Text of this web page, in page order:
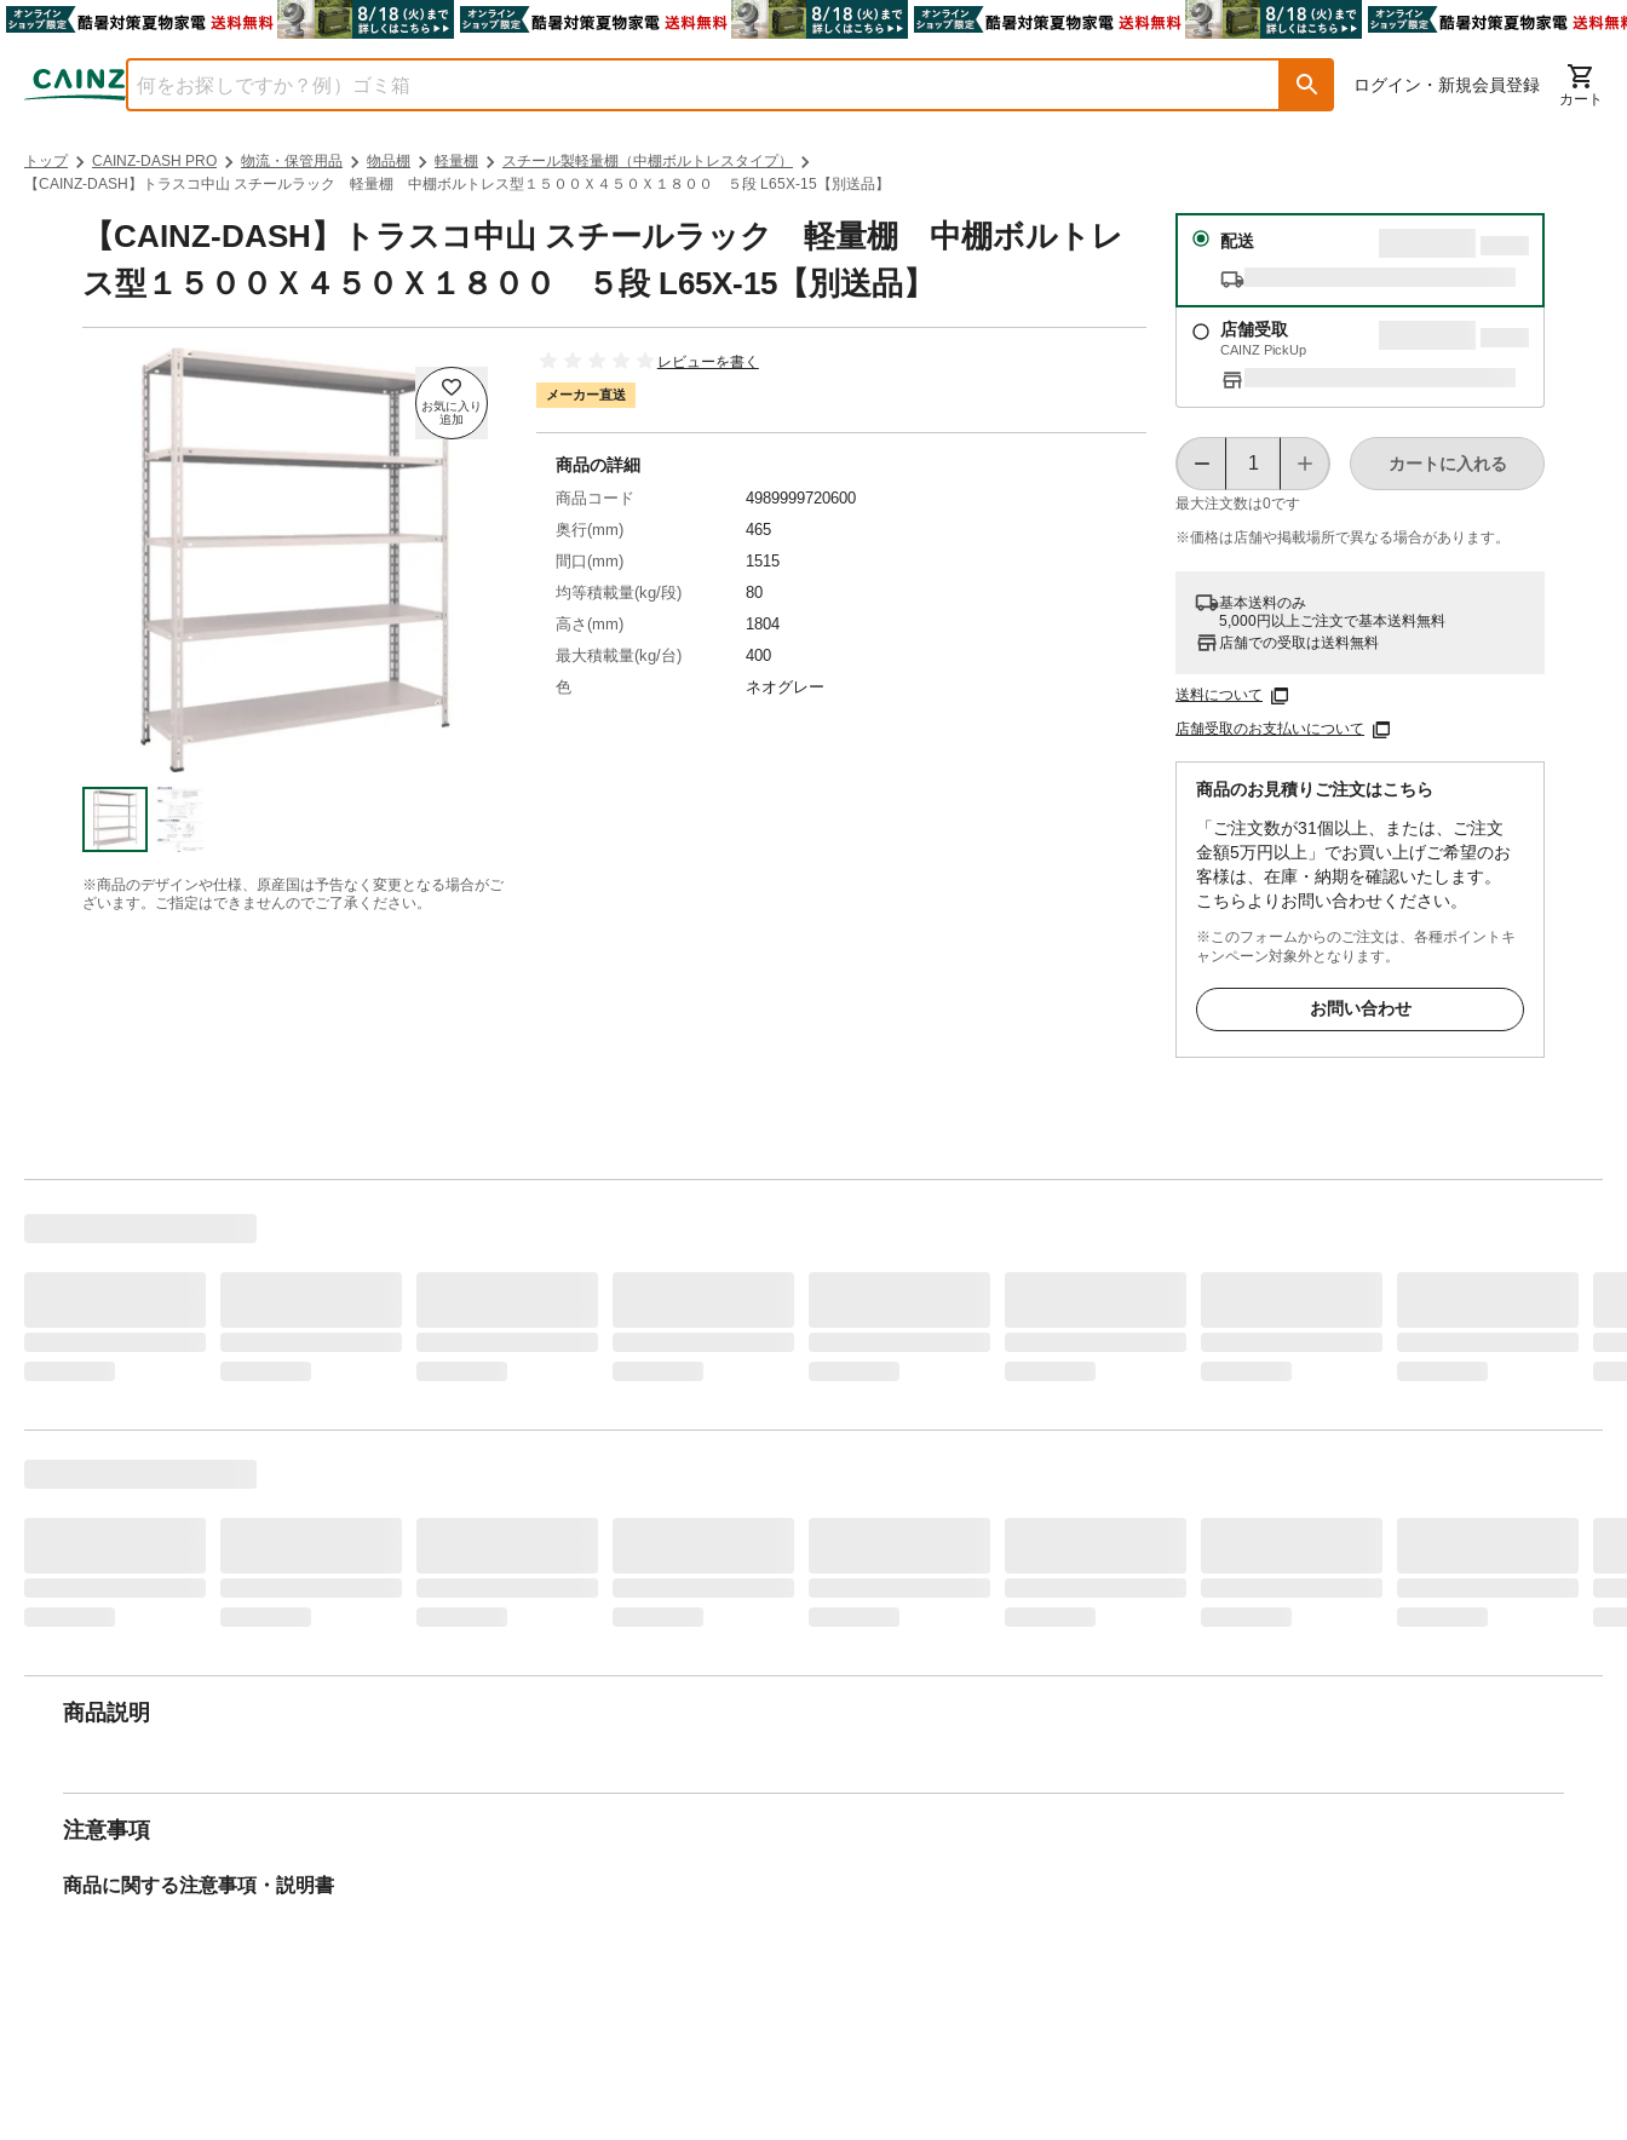
ログイン・新規会員登録
カート
トップ CAINZ-DASH PRO 物流・保管用品 物品棚 軽量棚
スチール製軽量棚（中棚ボルトレスタイプ）
【CAINZ-DASH】トラスコ中山 スチールラック 軽量棚 中棚ボルトレス型１５００Ｘ４５０Ｘ１８００ ５段 L65X-15【別送品】
【CAINZ-DASH】トラスコ中山 スチールラック 軽量棚 中棚ボルトレ
ス型１５００Ｘ４５０Ｘ１８００ ５段 L65X-15【別送品】
※商品のデザインや仕様、原産国は予告なく変更となる場合がご
ざいます。ご指定はできませんのでご了承ください。
レビューを書く
メーカー直送
配送
店舗受取
CAINZ PickUp
最大注文数は0です
カートに入れる
※価格は​店舗や​掲載場所で​異なる​場合が​あります。
基本送料のみ
5,000円以上ご注文で基本送料無料
店舗での受取は送料無料
送料について
店舗受取のお支払いについて
商品のお見積りご注文はこちら
「ご注文数が31個以上、または、ご注文
金額5万円以上」でお買い上げご希望のお
客様は、在庫・納期を確認いたします。
こちらよりお問い合わせください。
※このフォームからのご注文は、各種ポイントキ
ャンペーン対象外となります。
お問い合わせ
商品の詳細
商品コード
4989999720600
奥行(mm)
465
間口(mm)
1515
均等積載量(kg/段)
80
高さ(mm)
1804
最大積載量(kg/台)
400
色
ネオグレー
商品説明
注意事項
商品に関する注意事項・説明書